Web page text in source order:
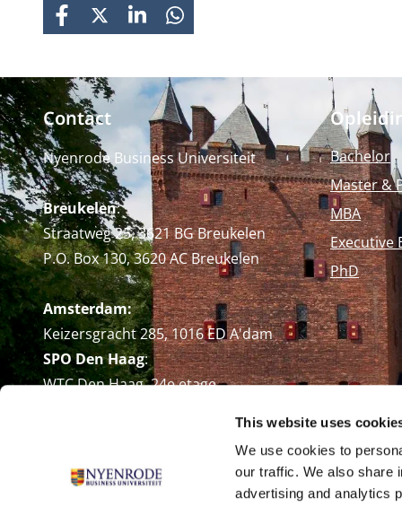
This website uses
We use cookies to
our traffic. We also share
advertising and analytics
FACEBOOK
X LINKEDINWHATSAPP
Contact
Nyenrode Business Universiteit
Breukelen:
Straatweg 25, 3621 BG Breukelen
P.O. Box 130, 3620 AC Breukelen
Amsterdam:
Keizersgracht 285, 1016 ED A'dam
SPO Den Haag:
WTC Den Haag, 24e etage
+31 (0)346 29 1211
Bachelor
Master &
MBA
Executive
PhD